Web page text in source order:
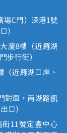
場C門）深港1號
）
廈8樓（近羅湖
步行街）
（近羅湖口岸、
對面，南湖路凱
口）
11號定豐中心